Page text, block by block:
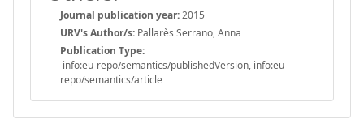
Journal publication year:2015
URV's Author/s: Pallarès Serrano, Anna
Publication Type:
info:eu-repo/semantics/publishedVersion, info:eu-
repo/semantics/article